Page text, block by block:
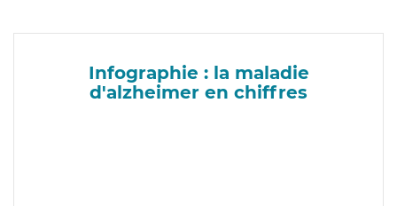
Infographie : la maladie
d'alzheimer en chiffres